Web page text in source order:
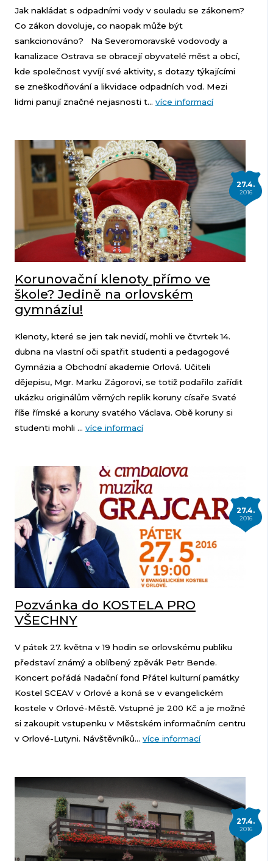
Jak nakládat s odpadními vody v souladu se zákonem?
Co zákon dovoluje, co naopak může být
sankcionováno? Na Severomoravské vodovody a
kanalizace Ostrava se obracejí obyvatelé měst a obcí,
kde společnost vyvíjí své aktivity, s dotazy týkajícími
se zneškodňování a likvidace odpadních vod. Mezi
lidmi panují značné nejasnosti t... více informací
27.4.
2016
Korunovační klenoty přímo ve
škole? Jedině na orlovském
gymnáziu!
Klenoty, které se jen tak nevidí, mohli ve čtvrtek 14.
dubna na vlastní oči spatřit studenti a pedagogové
Gymnázia a Obchodní akademie Orlová. Učiteli
dějepisu, Mgr. Marku Zágorovi, se totiž podařilo zařídit
ukázku originálům věrných replik koruny císaře Svaté
říše římské a koruny svatého Václava. Obě koruny si
studenti mohli ... více informací
27.4.
2016
Pozvánka do KOSTELA PRO
VŠECHNY
V pátek 27. května v 19 hodin se orlovskému publiku
představí známý a oblíbený zpěvák Petr Bende.
Koncert pořádá Nadační fond Přátel kulturní památky
Kostel SCEAV v Orlové a koná se v evangelickém
kostele v Orlové-Městě. Vstupné je 200 Kč a je možné
si zakoupit vstupenku v Městském informačním centru
v Orlové-Lutyni. Návštěvníků... více informací
27.4.
2016